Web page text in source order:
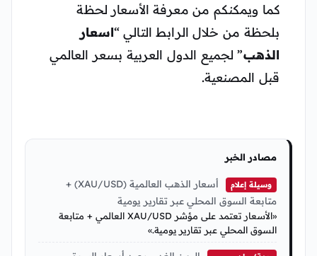
كما ويمكنكم من معرفة الأسعار لحظة
بلحظة من خلال الرابط التالي “اسعار
الذهب” لجميع الدول العربية بسعر العالمي
قبل المصنعية.
مصادر الخبر
وسيلة إعلام
أسعار الذهب العالمية (XAU/USD) +
متابعة السوق المحلي عبر تقارير يومية
«الأسعار تعتمد على مؤشر XAU/USD العالمي + متابعة
السوق المحلي عبر تقارير يومية.»